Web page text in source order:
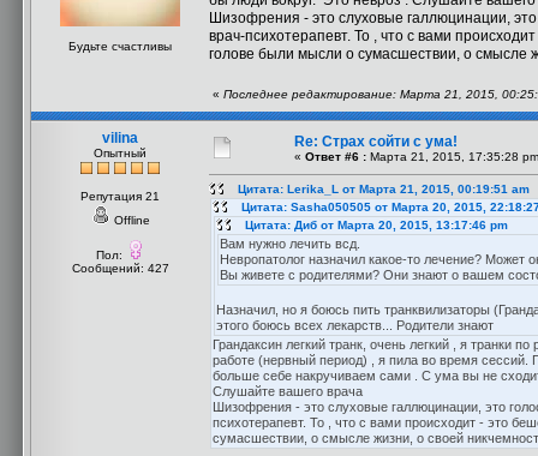
Будьте счастливы
Шизофрения - это слуховые галлюцинации, это
врач-психотерапевт. То , что с вами
голове были мысли о сумасшествии, о смысле
« Последнее редактирование: Марта 21, 2015,
vilina
Опытный
Репутация 21
Offline
Пол:
Сообщений: 427
Re: Страх сойти с ума!
« Ответ #6 : Марта 21, 2015, 17:35:28
Цитата: Lerika_L от Марта 21, 2015, 00:19:51 am
Цитата: Sasha050505 от Марта 20, 2015,
Цитата: Диб от Марта 20, 2015, 13:17:46 pm
Вам нужно лечить всд.
Невропатолог назначил какое-то лечение? Может
Вы живете с родителями? Они знают о вашем
Назначил, но я боюсь пить транквилизаторы
этого боюсь всех лекарств... Родители знают
Грандаксин легкий транк, очень легкий , я транки
работе (нервный период) , я пила во время сессий.
больше себе накручиваем сами . С ума вы не
Слушайте вашего врача
Шизофрения - это слуховые галлюцинации, это
психотерапевт. То , что с вами происходит - это
сумасшествии, о смысле жизни, о своей